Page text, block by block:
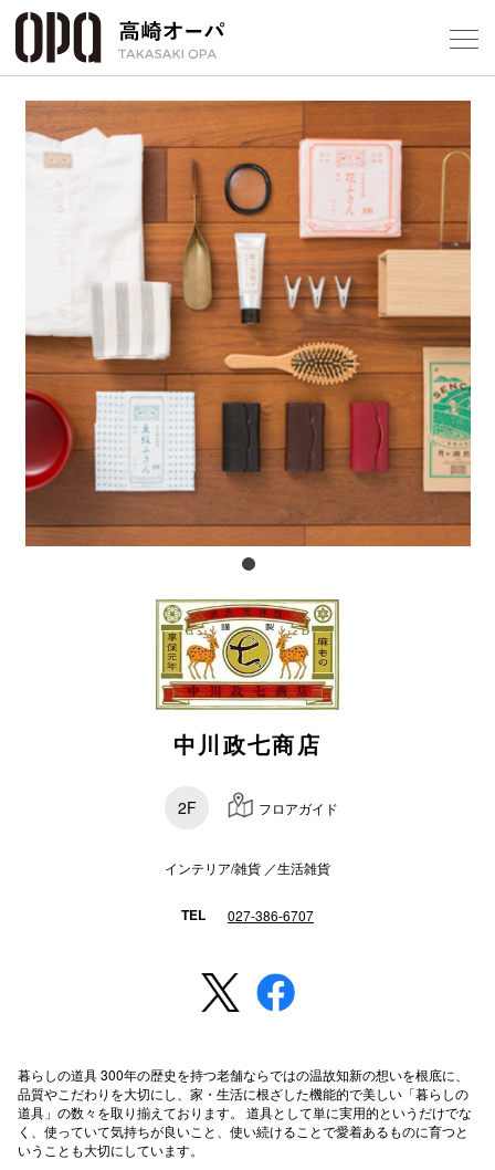
中川政七商店
2F フロアガイド
インテリア/雑貨 ／生活雑貨
TEL 027-386-6707
暮らしの道具 300年の歴史を持つ老舗ならではの温故知新の想いを根底に、
品質やこだわりを大切にし、家・生活に根ざした機能的で美しい「暮らしの
道具」の数々を取り揃えております。 道具として単に実用的というだけでな
く、使っていて気持ちが良いこと、使い続けることで愛着あるものに育つと
いうことも大切にしています。
レスト
施設案内
アクセ
スタッ
電話で
新百合丘
三宮オ